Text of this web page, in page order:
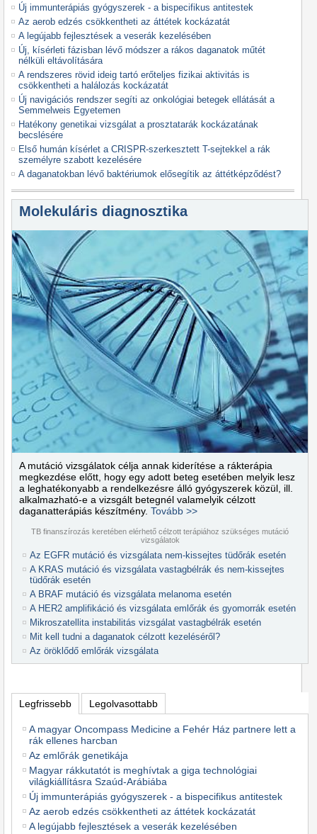
Új immunterápiás gyógyszerek - a bispecifikus antitestek
Az aerob edzés csökkentheti az áttétek kockázatát
A legújabb fejlesztések a veserák kezelésében
Új, kísérleti fázisban lévő módszer a rákos daganatok műtét
nélküli eltávolítására
A rendszeres rövid ideig tartó erőteljes fizikai aktivitás is
csökkentheti a halálozás kockázatát
Új navigációs rendszer segíti az onkológiai betegek ellátását a
Semmelweis Egyetemen
Hatékony genetikai vizsgálat a prosztatarák kockázatának
becslésére
Első humán kísérlet a CRISPR-szerkesztett T-sejtekkel a rák
személyre szabott kezelésére
A daganatokban lévő baktériumok elősegítik az áttétképződést?
Molekuláris diagnosztika
A mutáció vizsgálatok célja annak kiderítése a rákterápia
megkezdése előtt, hogy egy adott beteg esetében melyik lesz
a leghatékonyabb a rendelkezésre álló gyógyszerek közül, ill.
alkalmazható-e a vizsgált betegnél valamelyik célzott
daganatterápiás készítmény. Tovább >>
TB finanszírozás keretében elérhető célzott terápiához szükséges mutáció
vizsgálatok
Az EGFR mutáció és vizsgálata nem-kissejtes tüdőrák esetén
A KRAS mutáció és vizsgálata vastagbélrák és nem-kissejtes
tüdőrák esetén
A BRAF mutáció és vizsgálata melanoma esetén
A HER2 amplifikáció és vizsgálata emlőrák és gyomorrák esetén
Mikroszatellita instabilitás vizsgálat vastagbélrák esetén
Mit kell tudni a daganatok célzott kezeléséről?
Az öröklődő emlőrák vizsgálata
Legfrissebb Legolvasottabb
A magyar Oncompass Medicine a Fehér Ház partnere lett a
rák ellenes harcban
Az emlőrák genetikája
Magyar rákkutatót is meghívtak a giga technológiai
világkiállításra Szaúd-Arábiába
Új immunterápiás gyógyszerek - a bispecifikus antitestek
Az aerob edzés csökkentheti az áttétek kockázatát
A legújabb fejlesztések a veserák kezelésében